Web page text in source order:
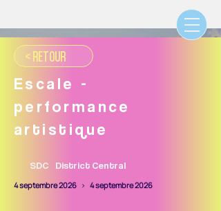
< RETOUR
Escale -
performance
artistique
SDC District Central
4 septembre 2026 > 4 septembre 2026